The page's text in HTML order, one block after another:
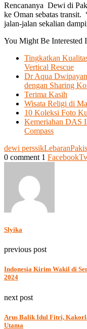
Rencananya Dewi di
ke Oman sebatas
jalan-jalan sekalian
You Might Be Interested
Tingkatkan
Vertical Rescue
Dr Aqua
dengan Sharing
Terima Kasih
Wisata Religi di
10 Koleksi Foto
Kemeriahan DAS
Compass
dewi perssikLebaran
0 comment 1 Facebook
Slyika
previous post
Indonesia Kirim Wakil di
2024
next post
Arus Balik Idul Fitri,
Utama